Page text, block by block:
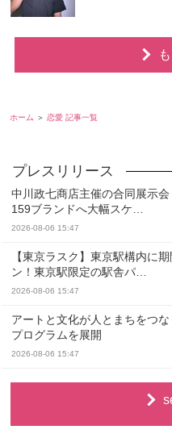
ホーム 恋愛 記事一覧
中川政七商店主催の合同展示
159ブランドへ大幅スケ…
2026-08-06 15:47
【東京ラスク】東京駅構内に
ン！東京駅限定の駅舎パ…
2026-08-06 15:47
アートと文化が人とまちをつ
プログラムを展開
2026-08-06 15:47